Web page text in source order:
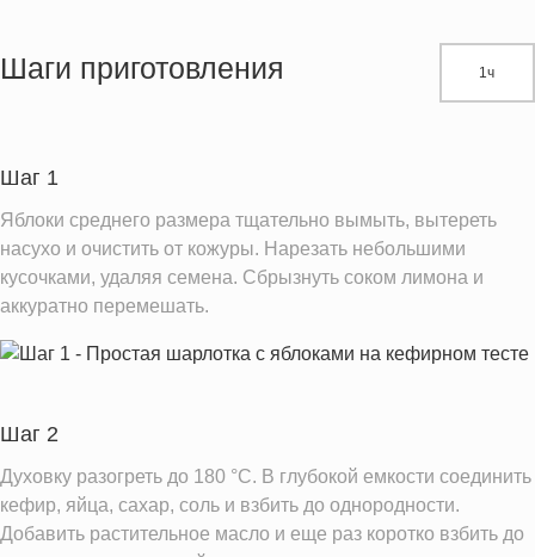
Жиры
Пищевые волокна
Натрий
Кальций
103.9 мг
Железо
2.3 мг
Насыщенные жиры
2.4 г
Шаги приготовления 1ч
Шаг 1
Яблоки среднего размера тщательно вымыть, вытереть
насухо и очистить от кожуры. Нарезать небольшими
кусочками, удаляя семена. Сбрызнуть соком лимона и
аккуратно перемешать.
Шаг 2
Духовку разогреть до 180 °C. В глубокой емкости соединить
кефир, яйца, сахар, соль и взбить до однородности.
Добавить растительное масло и еще раз коротко взбить до